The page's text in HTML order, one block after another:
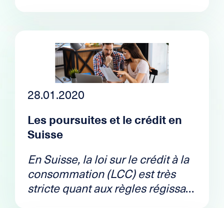
28.01.2020
Les poursuites et le crédit en
Suisse
En Suisse, la loi sur le crédit à la
consommation (LCC) est très
stricte quant aux règles régissant